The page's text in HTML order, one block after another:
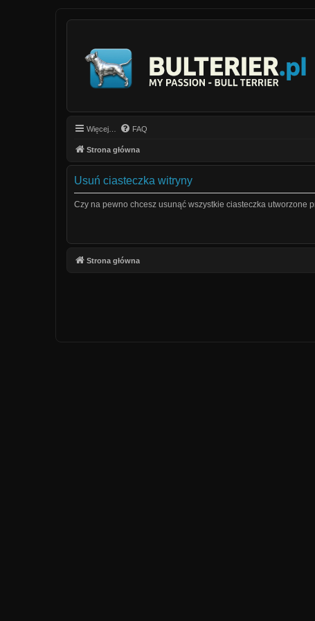
Więcej… FAQ
Strona główna
Usuń ciasteczka witryny
Czy na pewno chcesz usunąć wszystkie ciasteczka utworzone
Strona główna